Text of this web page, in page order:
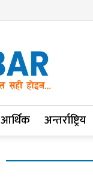
आर्थिक अन्तर्राष्ट्रिय